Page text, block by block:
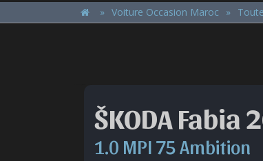
Voiture Occasion Maroc
ŠKODA Fabia
1.0 MPI 75 Ambition